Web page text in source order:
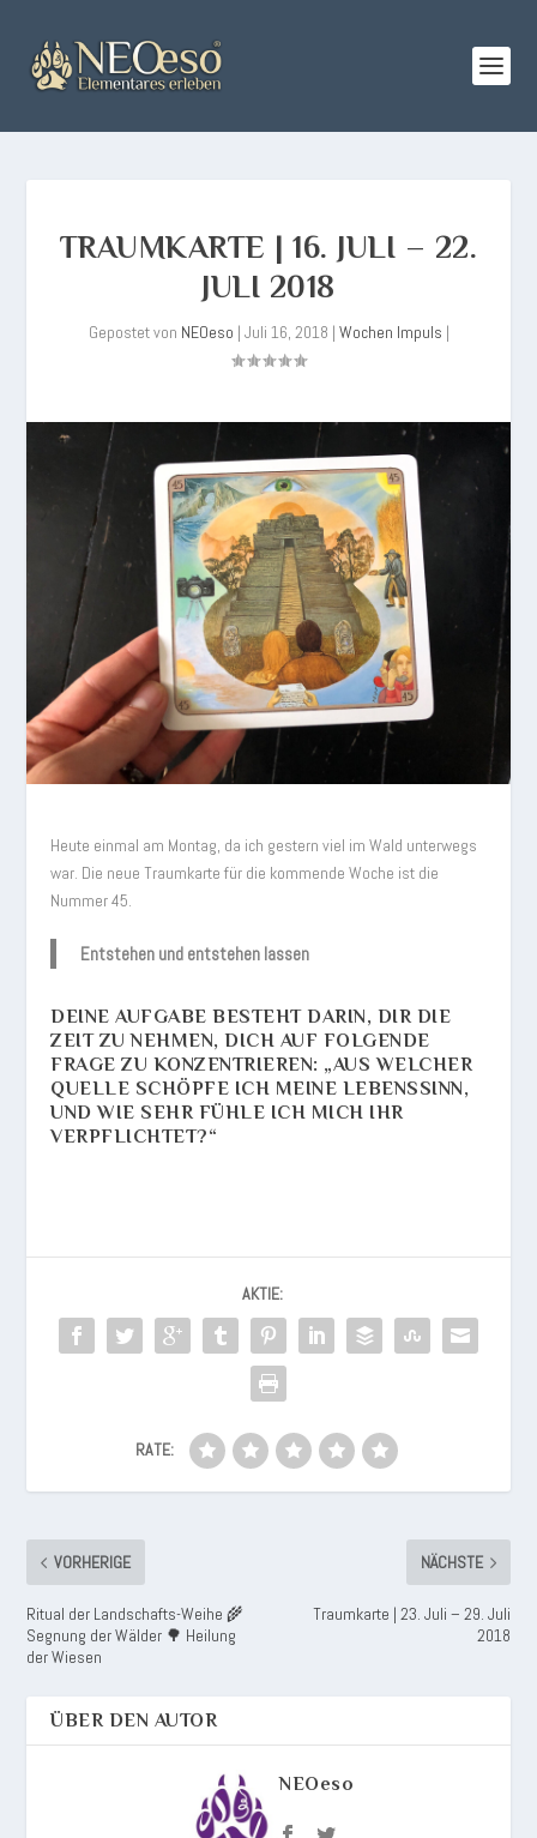
TRAUMKARTE | 16. JULI – 22.
JULI 2018
Gepostet von NEOeso | Juli 16, 2018 | Wochen Impuls |
Heute einmal am Montag, da ich gestern viel im Wald unterwegs
war. Die neue Traumkarte für die kommende Woche ist die
Nummer 45.
Entstehen und entstehen lassen
DEINE AUFGABE BESTEHT DARIN, DIR DIE
ZEIT ZU NEHMEN, DICH AUF FOLGENDE
FRAGE ZU KONZENTRIEREN: „AUS WELCHER
QUELLE SCHÖPFE ICH MEINE LEBENSSINN,
UND WIE SEHR FÜHLE ICH MICH IHR
VERPFLICHTET?“
AKTIE:
RATE:
VORHERIGE
Ritual der Landschafts-Weihe 🌾
Segnung der Wälder 🌳 Heilung
der Wiesen
NÄCHSTE
Traumkarte | 23. Juli – 29. Juli
2018
ÜBER DEN AUTOR
NEOeso